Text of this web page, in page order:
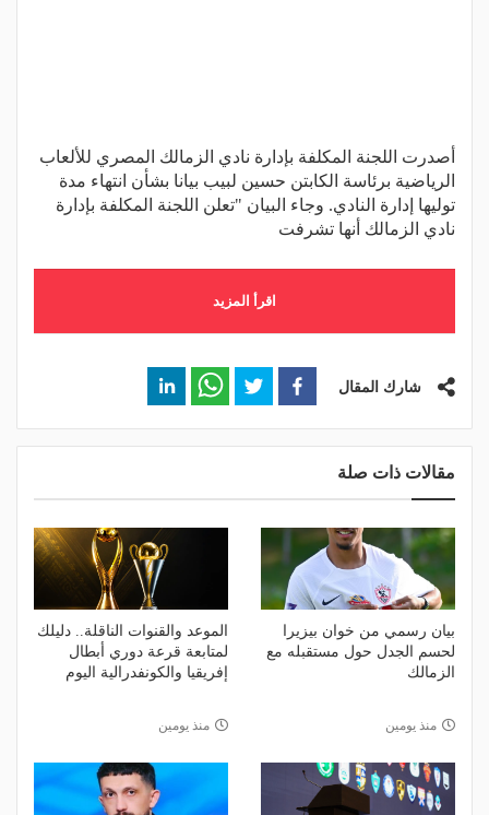
أصدرت اللجنة المكلفة بإدارة نادي الزمالك المصري للألعاب
الرياضية برئاسة الكابتن حسين لبيب بيانا بشأن انتهاء مدة
توليها إدارة النادي. وجاء البيان "تعلن اللجنة المكلفة بإدارة
نادي الزمالك أنها تشرفت
اقرأ المزيد
شارك المقال
مقالات ذات صلة
بيان رسمي من خوان بيزيرا
لحسم الجدل حول مستقبله مع
الزمالك
منذ يومين
الموعد والقنوات الناقلة.. دليلك
لمتابعة قرعة دوري أبطال
إفريقيا والكونفدرالية اليوم
منذ يومين